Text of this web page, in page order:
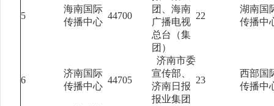
5
海南国际
传播中心
44700
团、海南
广播电视
总台（集
团）
22
湖南国
传播中
6
济南国际
传播中心
44705
济南市委
宣传部、
济南日报
报业集团
23
西部国
传播中